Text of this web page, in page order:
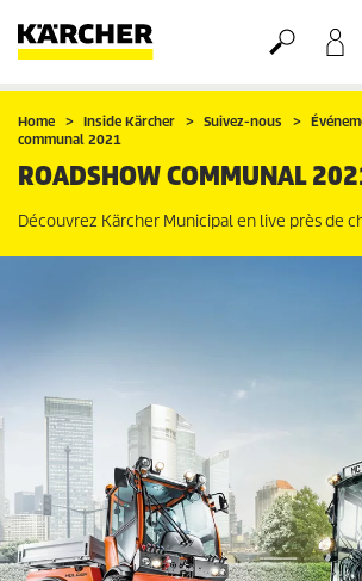
Panier
Liste d'envies
Home Inside Kärcher Suivez-nous
communal 2021
ROADSHOW COMMUNAL
Découvrez Kärcher Municipal en live près de